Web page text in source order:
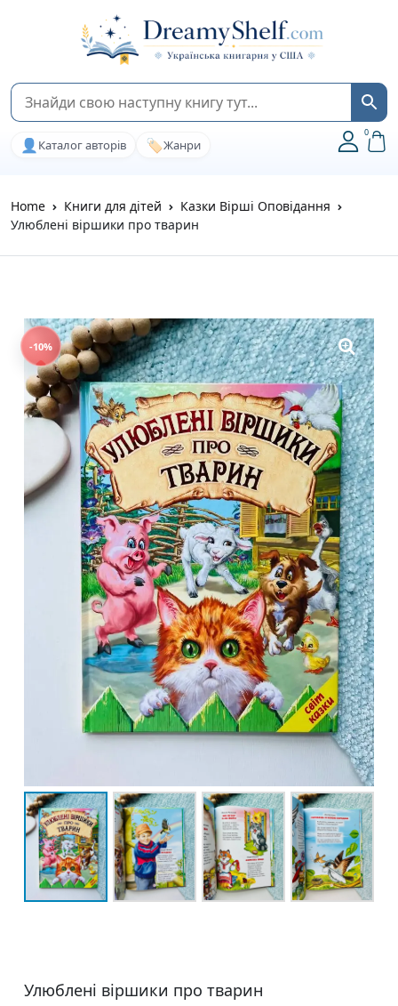
👤 Каталог авторів 🏷️Жанри
0
Home Книги для дітей
Казки Вірші Оповідання
Улюблені віршики про тварин
-10%
Улюблені віршики про тварин